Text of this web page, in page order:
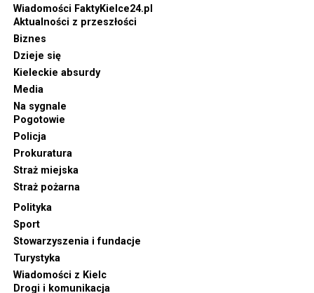
Wiadomości FaktyKielce24.pl
Aktualności z przeszłości
Biznes
Dzieje się
Kieleckie absurdy
Media
Na sygnale
Pogotowie
Policja
Prokuratura
Straż miejska
Straż pożarna
Polityka
Sport
Stowarzyszenia i fundacje
Turystyka
Wiadomości z Kielc
Drogi i komunikacja